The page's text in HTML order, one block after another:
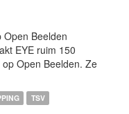
Open Beelden
EYE ruim 150
Open Beelden. Ze
TSV